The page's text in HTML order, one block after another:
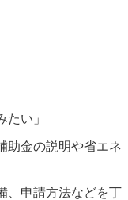
たい」
助金の説明や省エネ
、申請方法などを丁